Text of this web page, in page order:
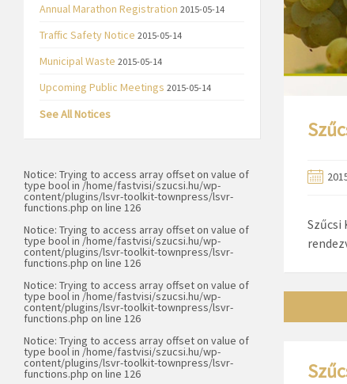
Szűcsi
Annual Marathon Registration 2015-05-14
Traffic Safety Notice 2015-05-14
Municipal Waste 2015-05-14
Upcoming Public Meetings 2015-05-14
See All Notices
Notice: Trying to access array offset on value of
type bool in /home/fastvisi/szucsi.hu/wp-
content/plugins/lsvr-toolkit-townpress/lsvr-
functions.php on line 126
Notice: Trying to access array offset on value of
type bool in /home/fastvisi/szucsi.hu/wp-
content/plugins/lsvr-toolkit-townpress/lsvr-
functions.php on line 126
Notice: Trying to access array offset on value of
type bool in /home/fastvisi/szucsi.hu/wp-
content/plugins/lsvr-toolkit-townpress/lsvr-
functions.php on line 126
Notice: Trying to access array offset on value of
type bool in /home/fastvisi/szucsi.hu/wp-
content/plugins/lsvr-toolkit-townpress/lsvr-
functions.php on line 126